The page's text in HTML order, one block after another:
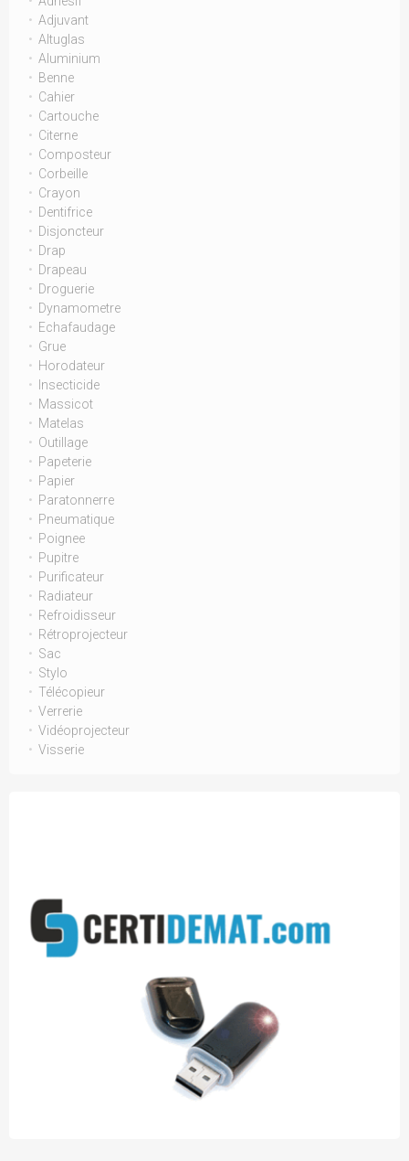
Adjuvant
Altuglas
Aluminium
Benne
Cahier
Cartouche
Citerne
Composteur
Corbeille
Crayon
Dentifrice
Disjoncteur
Drap
Drapeau
Droguerie
Dynamometre
Echafaudage
Grue
Horodateur
Insecticide
Massicot
Matelas
Outillage
Papeterie
Papier
Paratonnerre
Pneumatique
Poignee
Pupitre
Purificateur
Radiateur
Refroidisseur
Rétroprojecteur
Sac
Stylo
Télécopieur
Verrerie
Vidéoprojecteur
Visserie